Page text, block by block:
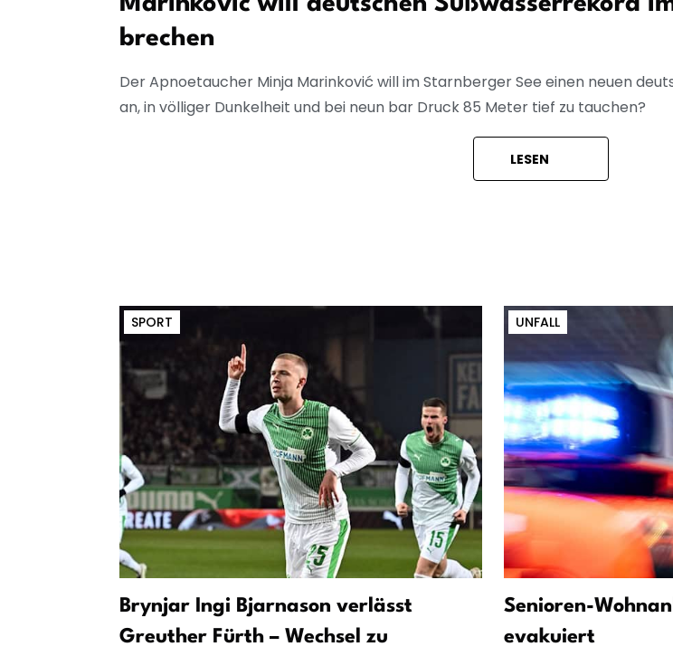
brechen
Der Apnoetaucher Minja Marinković will im Starnberger See einen neuen
an, in völliger Dunkelheit und bei neun bar Druck 85 Meter tief zu tauchen?
LESEN
SPORT
Brynjar Ingi Bjarnason verlässt
Greuther Fürth – Wechsel zu
UNFALL
Senioren-
evakuiert